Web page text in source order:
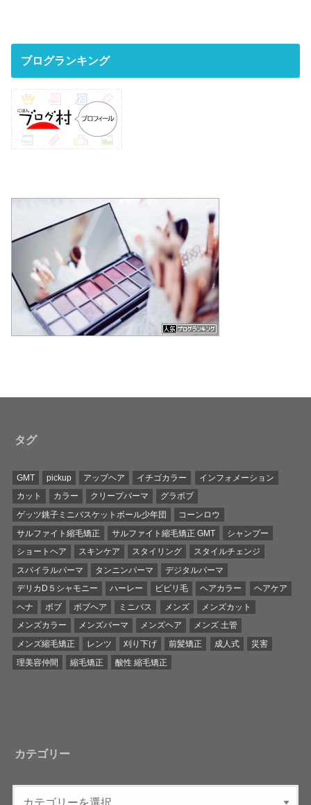
ブログランキング
タグ
GMT pickup アップヘア イチゴカラー
インフォメーション
カット
カラー クリープパーマ
グラボブ
ゲッツ銚子ミニバスケットボール少年団
コーンロウ
サルファイト縮毛矯正
サルファイト縮毛矯正 GMT
シャンプー
ショートヘア
スキンケア スタイリング
スタイルチェンジ
スパイラルパーマ
タンニンパーマ
デジタルパーマ
デリカD５シャモニー
ハーレー ビビリ毛 ヘアカラー
ヘアケア
ヘナ
ボブ ボブヘア ミニバス メンズ
メンズカット
メンズカラー
メンズパーマ メンズヘア
メンズ 土管
メンズ縮毛矯正
レンツ 刈り下げ 前髪矯正 成人式
災害
理美容仲間
縮毛矯正 酸性 縮毛矯正
カテゴリー